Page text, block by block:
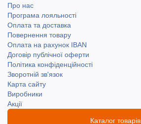
Про нас
Програма лояльності
Оплата та доставка
Повернення товару
Оплата на рахунок IBAN
Договір публічної оферти
Політика конфіденційності
Зворотній зв'язок
Карта сайту
Виробники
Акції
Каталог товарів